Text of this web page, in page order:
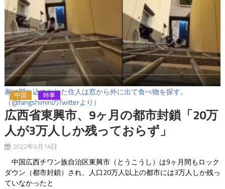
家に閉じ込められた住人は窓から外に出て食べ物を探す。
（@fangshiminのTwitterより）
中国 時事
広西省東興市、9ヶ月の都市封鎖「20万
人が3万人しか残っておらず」
2022年9月14日
中国広西チワン族自治区東興市（とうこうし）は9ヶ月間もロック
ダウン（都市封鎖）され、人口20万人以上の都市には3万人しか残っ
ていなかったと